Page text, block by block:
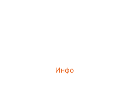
Инфо